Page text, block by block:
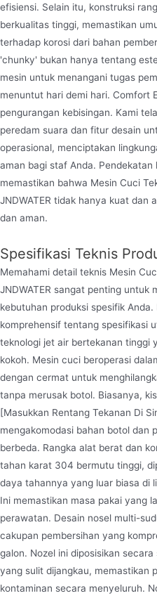
efisiensi. Selain itu, konstruksi
berkualitas tinggi, memastikan
terhadap korosi dari bahan
'chunky' bukan hanya tentang
mesin untuk menangani tugas
menuntut hari demi hari. Comfort
pengurangan kebisingan. Kami
peredam suara dan fitur desain
operasional, menciptakan
aman bagi staf Anda. Pendekatan
memastikan bahwa Mesin Cuci
JNDWATER tidak hanya kuat dan
dan aman.
Spesifikasi Teknis
Memahami detail teknis Mesin
JNDWATER sangat penting untuk
kebutuhan produksi spesifik
komprehensif tentang spesifikasi
teknologi jet air bertekanan tinggi
kokoh. Mesin cuci beroperasi
dengan cermat untuk
tanpa merusak botol. Biasanya,
[Masukkan Rentang Tekanan Di
mengakomodasi bahan botol dan
berbeda. Rangka alat berat dan
tahan karat 304 bermutu tinggi,
daya tahannya yang luar biasa di
Ini memastikan masa pakai yang
perawatan. Desain nosel multi-
cakupan pembersihan yang
galon. Nozel ini diposisikan
yang sulit dijangkau, memastikan
kontaminan secara menyeluruh.